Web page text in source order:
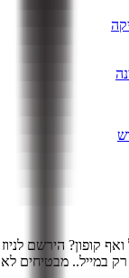
קופון? הירשם
במייל.. מבטיחים